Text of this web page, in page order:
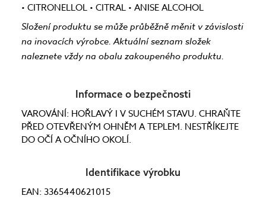
• CITRONELLOL • CITRAL • ANISE ALCOHOL
Složení produktu se může průběžně měnit v závislosti
na inovacích výrobce. Aktuální seznam složek
naleznete vždy na obalu zakoupeného produktu.
Informace o bezpečnosti
VAROVÁNÍ: HOŘLAVÝ I V SUCHÉM STAVU. CHRAŇTE
PŘED OTEVŘENÝM OHNĚM A TEPLEM. NESTŘÍKEJTE
DO OČÍ A OČNÍHO OKOLÍ.
Identifikace výrobku
EAN: 3365440621015